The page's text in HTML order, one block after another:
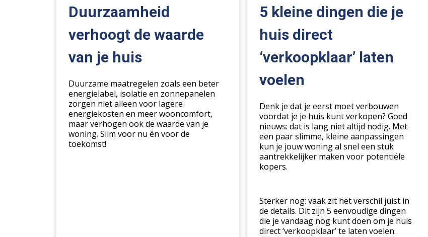
waarde
huis
Duurzaamheid
verhoogt de waarde
van je huis
Duurzame maatregelen zoals een beter
energielabel, isolatie en zonnepanelen
zorgen niet alleen voor lagere
energiekosten en meer wooncomfort,
maar verhogen ook de waarde van je
woning. Slim voor nu én voor de
toekomst!
huis
direct
‘verkoopklaar’
voelen
5 kleine dingen die je
huis direct
‘verkoopklaar’ laten
voelen
Denk je dat je eerst moet verbouwen
voordat je je huis kunt verkopen? Goed
nieuws: dat is lang niet altijd nodig. Met
een paar slimme, kleine aanpassingen
kun je jouw woning al snel een stuk
aantrekkelijker maken voor potentiële
kopers.
Sterker nog: vaak zit het verschil juist in
de details. Dit zijn 5 eenvoudige dingen
die je vandaag nog kunt doen om je huis
direct ‘verkoopklaar’ te laten voelen.